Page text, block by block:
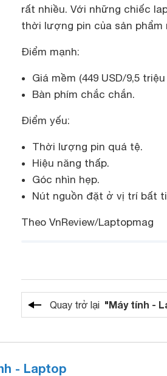
rất nhiều. Với những chiếc
thời lượng pin của sản
Điểm mạnh:
Giá mềm (449 USD/9,5
Bàn phím chắc chắn.
Điểm yếu:
Thời lượng pin quá tệ.
Hiệu năng thấp.
Góc nhìn hẹp.
Nút nguồn đặt ở vị trí bất
Theo VnReview/Laptopmag
Quay trở lại "Máy tính -
- Laptop